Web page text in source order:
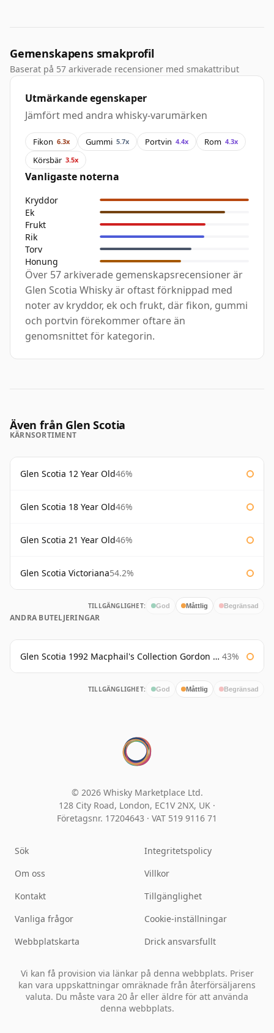
Gemenskapens smakprofil
Baserat på 57 arkiverade recensioner med smakattribut
Utmärkande egenskaper
Jämfört med andra whisky-varumärken
Fikon 6.3x Gummi 5.7x Portvin 4.4x Rom 4.3x
Körsbär 3.5x
Vanligaste noterna
Kryddor
Ek
Frukt
Rik
Torv
Honung
Över 57 arkiverade gemenskapsrecensioner är
Glen Scotia Whisky är oftast förknippad med
noter av kryddor, ek och frukt, där fikon, gummi
och portvin förekommer oftare än
genomsnittet för kategorin.
Även från Glen Scotia
KÄRNSORTIMENT
Glen Scotia 12 Year Old46%
Glen Scotia 18 Year Old46%
Glen Scotia 21 Year Old46%
Glen Scotia Victoriana54.2%
TILLGÄNGLIGHET: God Måttlig Begränsad
ANDRA BUTELJERINGAR
Glen Scotia 1992 Macphail's Collection Gordon & Macphail 43%
TILLGÄNGLIGHET: God Måttlig Begränsad
© 2026 Whisky Marketplace Ltd.
128 City Road, London, EC1V 2NX, UK ·
Företagsnr. 17204643 · VAT 519 9116 71
Sök
Om oss
Kontakt
Vanliga frågor
Webbplatskarta
Integritetspolicy
Villkor
Tillgänglighet
Cookie-inställningar
Drick ansvarsfullt
Vi kan få provision via länkar på denna webbplats. Priser
kan vara uppskattningar omräknade från återförsäljarens
valuta. Du måste vara 20 år eller äldre för att använda
denna webbplats.